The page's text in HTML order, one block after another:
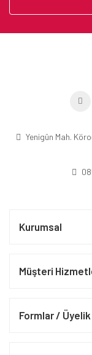
Yenigün Mah.
Kurumsal
Müşteri
Formlar / Üyelik